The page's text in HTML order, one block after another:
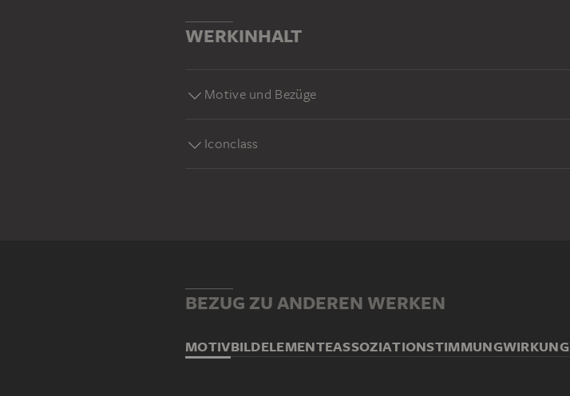
WERKINHALT
Motive und Bezüge
Iconclass
BEZUG ZU ANDEREN WERKEN
MOTIVBILDELEMENTEASSOZIATIONSTIMMUNGWIRKUNG